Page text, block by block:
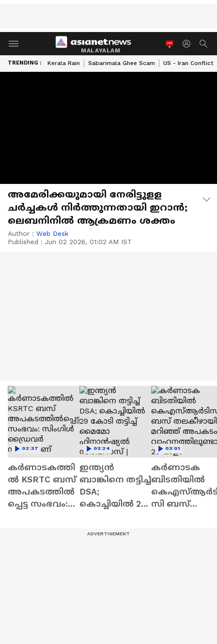
MALAYALAM
TRENDING : Kerala Rain Sabarimala Ghee Scam US - Iran Conflict
അമേരിക്കയുമായി നേരിട്ടുളള
ചർച്ചകൾ നിർത്തുന്നതായി ഇറാൻ;
ലെബനിനിൽ ആക്രമണം ശക്തം
Author : Web Desk
Published : Jun 02 2026, 01:02 AM IST
കർണാടകത്തി
ൽ KSRTC ബസ്
അപകടത്തിൽ
പ്പെട്ട സംഭവം:
02:37
ഇന്ത്യൻ
ബാങ്കിനെ തട്ടിച്ച്
DSA;
കൊച്ചിയിൽ 29
03:24
കർണാടക
ബിടതിയിൽ
സി ബസ്
03:01